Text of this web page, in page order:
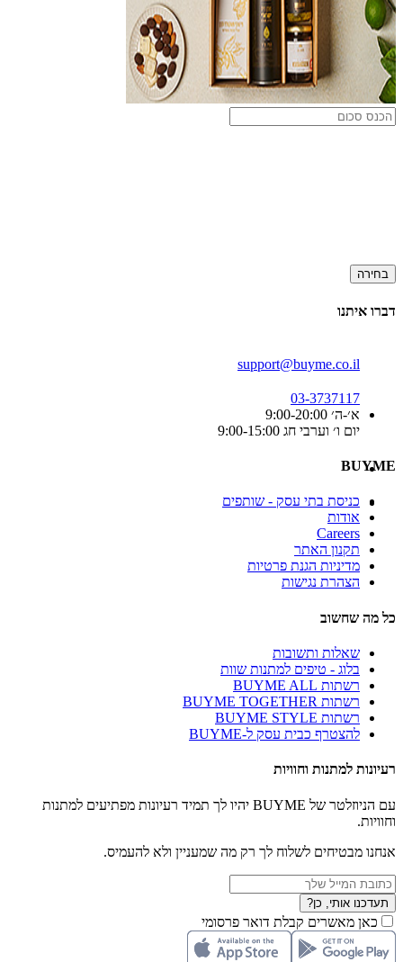
בחירה
דברו איתנו
support@buyme.co.il
03-3737117
א׳-ה׳ 9:00-20:00
יום ו׳ וערבי חג 9:00-15:00
BUYME
כניסת בתי עסק - שותפים
אודות
Careers
תקנון האתר
מדיניות הגנת פרטיות
הצהרת נגישות
כל מה שחשוב
שאלות ותשובות
בלוג - טיפים למתנות שוות
רשתות BUYME ALL
רשתות BUYME TOGETHER
רשתות BUYME STYLE
להצטרף כבית עסק ל-BUYME
רעיונות למתנות וחוויות
עם הניוזלטר של BUYME יהיו לך תמיד רעיונות מפתיעים למתנות
וחוויות.
אנחנו מבטיחים לשלוח לך רק מה שמעניין ולא להעמיס.
תעדכנו אותי, כן?
כאן מאשרים קבלת דואר פרסומי